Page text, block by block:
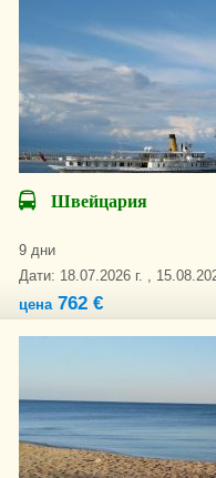
Швейцария
9 дни
Дати: 18.07.2026 г. ,
цена762 €